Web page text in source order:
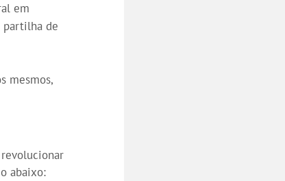
em
partilha de
mesmos,
abaixo: